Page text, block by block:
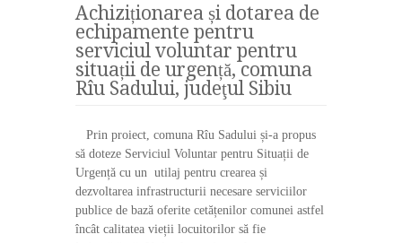
Achiziționarea și dotarea de
echipamente pentru
serviciul voluntar pentru
situații de urgență, comuna
Rîu Sadului, judeţul Sibiu
Prin proiect, comuna Rîu Sadului și-a propus
să doteze Serviciul Voluntar pentru Situații de
Urgență cu un utilaj pentru crearea și
dezvoltarea infrastructurii necesare serviciilor
publice de bază oferite cetățenilor comunei astfel
încât calitatea vieții locuitorilor să fie